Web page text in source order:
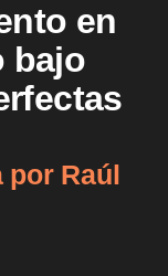
en
bajo
por Raúl